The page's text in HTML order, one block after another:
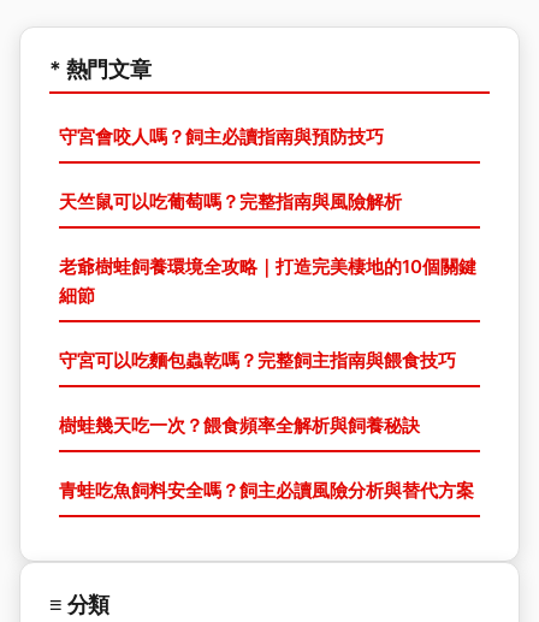
* 熱門文章
守宮會咬人嗎？飼主必讀指南與預防技巧
天竺鼠可以吃葡萄嗎？完整指南與風險解析
老爺樹蛙飼養環境全攻略｜打造完美棲地的10個關鍵
細節
守宮可以吃麵包蟲乾嗎？完整飼主指南與餵食技巧
樹蛙幾天吃一次？餵食頻率全解析與飼養秘訣
青蛙吃魚飼料安全嗎？飼主必讀風險分析與替代方案
≡ 分類